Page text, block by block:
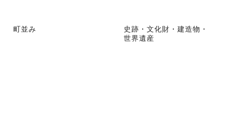
町並み
史跡・文化財・建造物・
世界遺産